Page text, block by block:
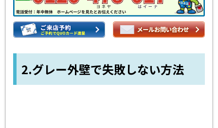
2.グレー外壁で失敗しない方法